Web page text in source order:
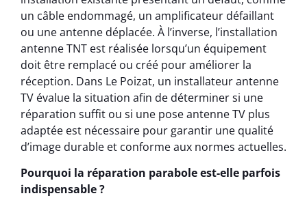
un câble endommagé, un amplificateur défaillant
ou une antenne déplacée. À l’inverse, l’installation
antenne TNT est réalisée lorsqu’un équipement
doit être remplacé ou créé pour améliorer la
réception. Dans Le Poizat, un installateur antenne
TV évalue la situation afin de déterminer si une
réparation suffit ou si une pose antenne TV plus
adaptée est nécessaire pour garantir une qualité
d’image durable et conforme aux normes actuelles.
Pourquoi la réparation parabole est-elle parfois
indispensable ?